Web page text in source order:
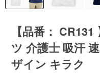
【品番：
ツ 介護士 吸汗
ザイン キラク